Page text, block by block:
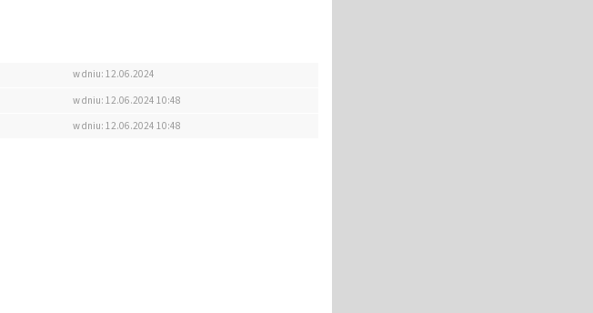
w dniu: 12.06.2024
w dniu: 12.06.2024 10:48
w dniu: 12.06.2024 10:48